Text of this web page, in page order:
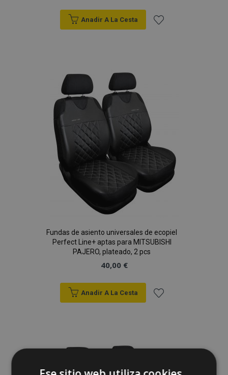
Anadir A La Cesta
Deseos
Fundas de asiento universales de ecopiel
Perfect Line+ aptas para MITSUBISHI
PAJERO, plateado, 2 pcs
40,00 €
Anadir A La Cesta
Lista
de